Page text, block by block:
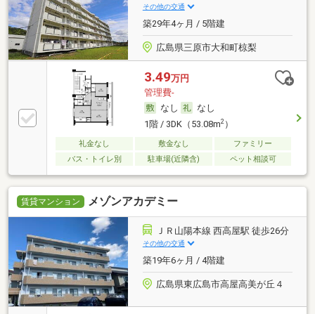
その他の交通
築29年4ヶ月 / 5階建
広島県三原市大和町椋梨
3.49万円
管理費-
なし
なし
1階 / 3DK（53.08m2）
礼金なし 敷金なし
ファミリー
バス・トイレ別
駐車場(近隣含) ペット相談可
賃貸マンション メゾンアカデミー
ＪＲ山陽本線 西高屋駅 徒歩26分
その他の交通
築19年6ヶ月 / 4階建
広島県東広島市高屋高美が丘４